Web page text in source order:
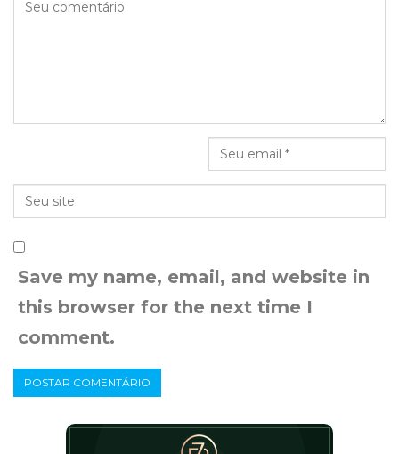
Save my name, email, and website in
this browser for the next time I
comment.